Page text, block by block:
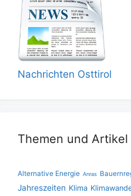
Nachrichten Osttirol
Themen und Artikel
Alternative Energie Anras
Jahreszeiten Klima